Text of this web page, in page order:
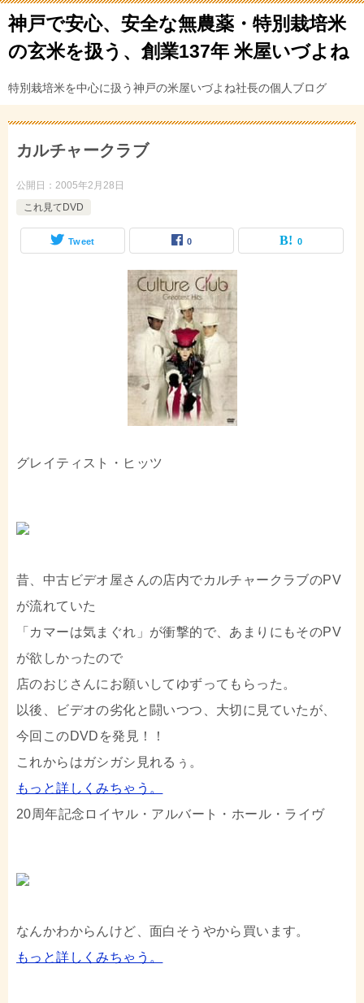
神戸で安心、安全な無農薬・特別栽培米
の玄米を扱う、創業137年 米屋いづよね
特別栽培米を中心に扱う神戸の米屋いづよね社長の個人ブログ
カルチャークラブ
公開日： 2005年2月28日
これ見てDVD
Tweet 0 0
グレイティスト・ヒッツ
昔、中古ビデオ屋さんの店内でカルチャークラブのPV
が流れていた
「カマーは気まぐれ」が衝撃的で、あまりにもそのPV
が欲しかったので
店のおじさんにお願いしてゆずってもらった。
以後、ビデオの劣化と闘いつつ、大切に見ていたが、
今回このDVDを発見！！
これからはガシガシ見れるぅ。
もっと詳しくみちゃう。
20周年記念ロイヤル・アルバート・ホール・ライヴ
なんかわからんけど、面白そうやから買います。
もっと詳しくみちゃう。